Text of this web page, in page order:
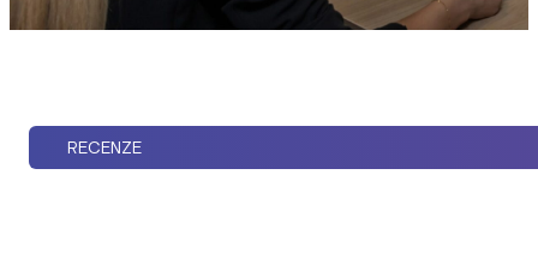
RECENZE